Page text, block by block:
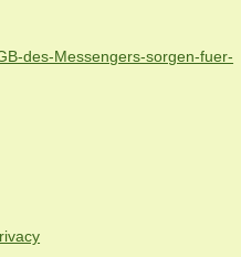
des-Messengers-sorgen-fuer-